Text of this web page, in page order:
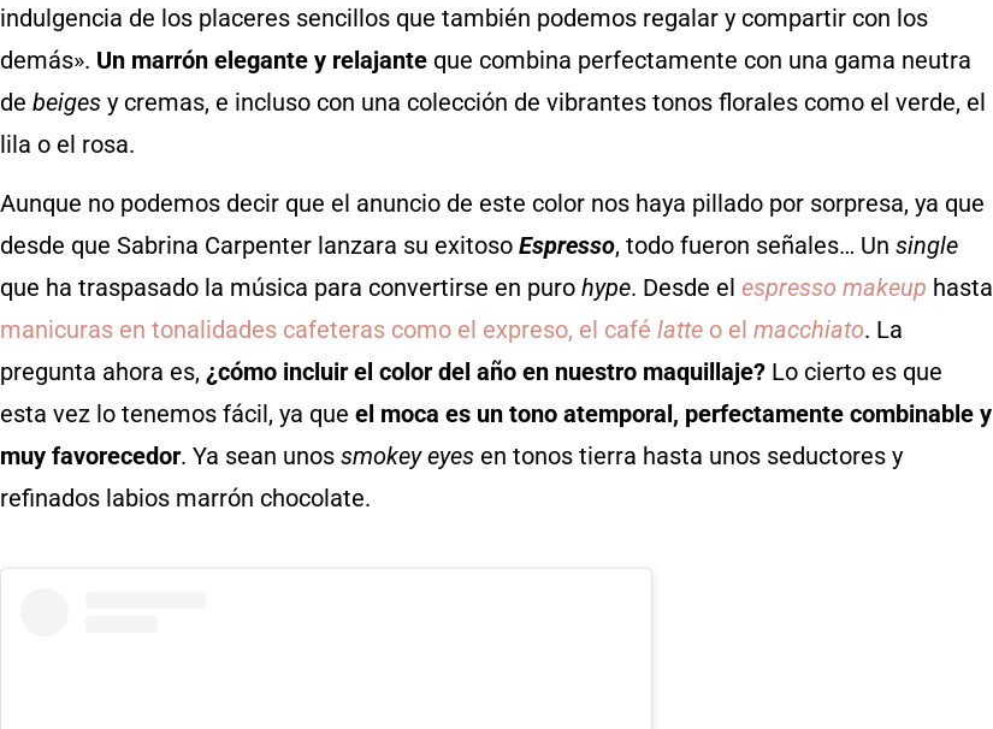
indulgencia de los placeres sencillos que también podemos regalar y compartir con los
demás». Un marrón elegante y relajante que combina perfectamente con una gama neutra
de beiges y cremas, e incluso con una colección de vibrantes tonos florales como el verde, el
lila o el rosa.
Aunque no podemos decir que el anuncio de este color nos haya pillado por sorpresa, ya que
desde que Sabrina Carpenter lanzara su exitoso Espresso, todo fueron señales… Un single
que ha traspasado la música para convertirse en puro hype. Desde el espresso makeup hasta
manicuras en tonalidades cafeteras como el expreso, el café latte o el macchiato. La
pregunta ahora es, ¿cómo incluir el color del año en nuestro maquillaje? Lo cierto es que
esta vez lo tenemos fácil, ya que el moca es un tono atemporal, perfectamente combinable y
muy favorecedor. Ya sean unos smokey eyes en tonos tierra hasta unos seductores y
refinados labios marrón chocolate.